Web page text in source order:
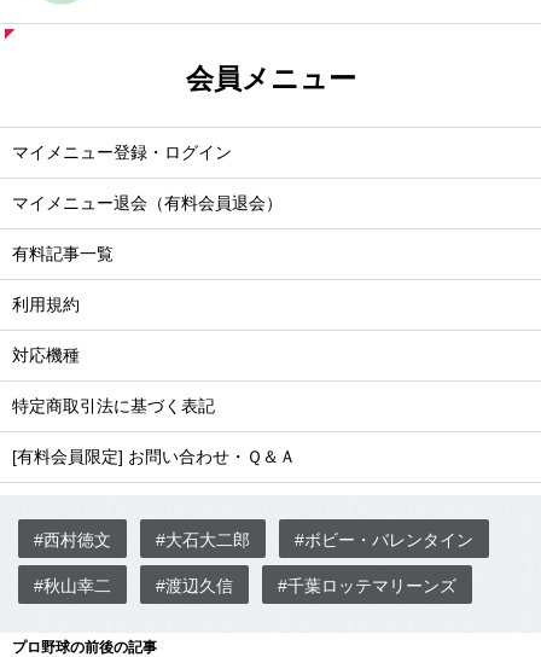
会員メニュー
マイメニュー登録・ログイン
マイメニュー退会（有料会員退会）
有料記事一覧
利用規約
対応機種
特定商取引法に基づく表記
[有料会員限定] お問い合わせ・Ｑ＆Ａ
#西村徳文 #大石大二郎 #ボビー・バレンタイン
#秋山幸二 #渡辺久信 #千葉ロッテマリーンズ
プロ野球の前後の記事